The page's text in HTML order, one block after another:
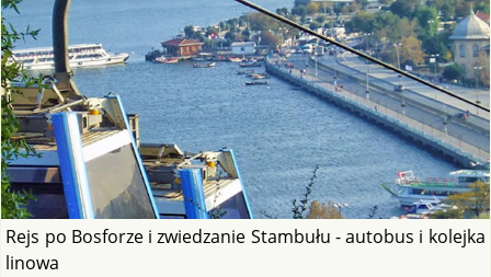
Rejs po Bosforze i zwiedzanie Stambułu - autobus i kolejka
linowa